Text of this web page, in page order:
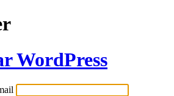
WordPress